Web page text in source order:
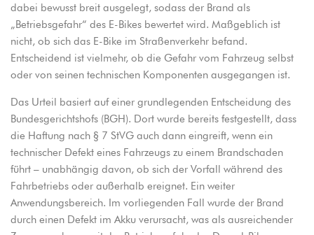
dabei bewusst breit ausgelegt, sodass der Brand als
„Betriebsgefahr“ des E-Bikes bewertet wird. Maßgeblich ist
nicht, ob sich das E-Bike im Straßenverkehr befand.
Entscheidend ist vielmehr, ob die Gefahr vom Fahrzeug selbst
oder von seinen technischen Komponenten ausgegangen ist.
Das Urteil basiert auf einer grundlegenden Entscheidung des
Bundesgerichtshofs (BGH). Dort wurde bereits festgestellt, dass
die Haftung nach § 7 StVG auch dann eingreift, wenn ein
technischer Defekt eines Fahrzeugs zu einem Brandschaden
führt – unabhängig davon, ob sich der Vorfall während des
Fahrbetriebs oder außerhalb ereignet. Ein weiter
Anwendungsbereich. Im vorliegenden Fall wurde der Brand
durch einen Defekt im Akku verursacht, was als ausreichender